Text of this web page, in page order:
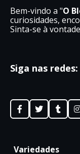
Bem-vindo a "O
curiosidades,
Sinta-se à
Siga nas redes:
Variedades